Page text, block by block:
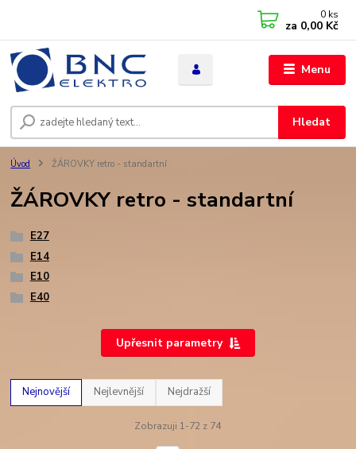
Menu
Hledat
0 ks
za 0,00 Kč
Úvod ŽÁROVKY retro - standartní
ŽÁROVKY retro - standartní
E27
E14
E10
E40
Upřesnit parametry
Nejnovější Nejlevnější Nejdražší
Zobrazuji 1-72 z 74